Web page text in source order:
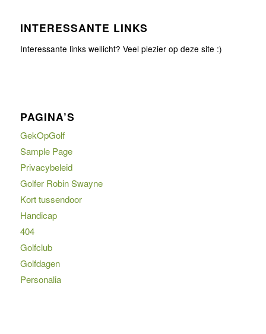
INTERESSANTE LINKS
Interessante links wellicht? Veel plezier op deze site :)
PAGINA’S
GekOpGolf
Sample Page
Privacybeleid
Golfer Robin Swayne
Kort tussendoor
Handicap
404
Golfclub
Golfdagen
Personalia